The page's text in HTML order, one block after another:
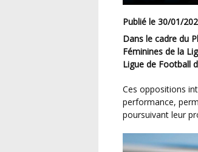
Publié le 30/01/
Dans le cadre du Plan de Performance Fédéral (PPF), les sélections U14 Féminines et U15
Féminines de la
Ligue de Football
Ces oppositions interligues constituent des temps forts essentiels du parcours de
performance,
poursuivant leur